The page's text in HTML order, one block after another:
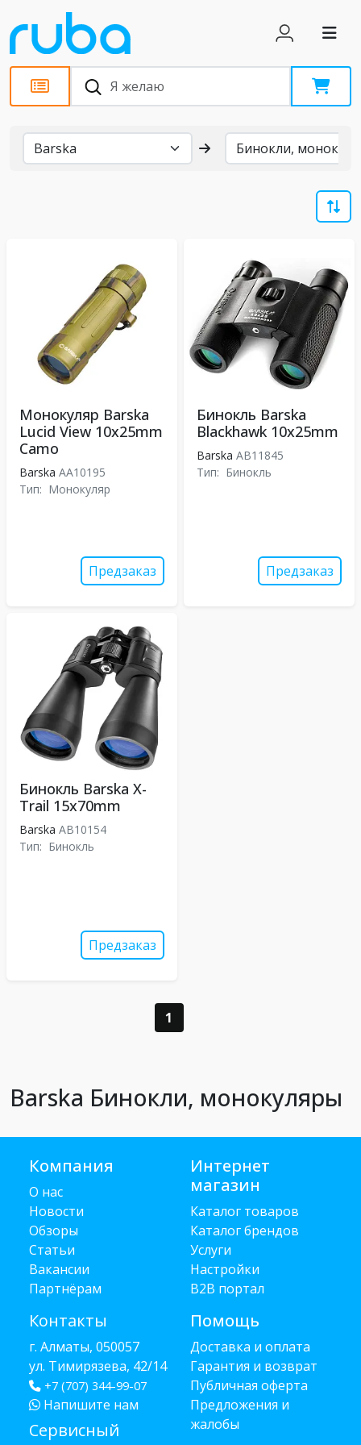
Бренды
Монокуляр Barska
Lucid View 10x25mm
Camo
Barska AA10195
Тип: Монокуляр
Предзаказ
Бинокль Barska
Blackhawk 10x25mm
Barska AB11845
Тип: Бинокль
Предзаказ
Бинокль Barska X-
Trail 15x70mm
Barska AB10154
Тип: Бинокль
Предзаказ
1
Barska Бинокли, монокуляры
Компания
О нас
Новости
Обзоры
Статьи
Вакансии
Партнёрам
Контакты
г. Алматы, 050057
ул. Тимирязева, 42/14
+7 (707) 344-99-07
Напишите нам
Сервисный
Интернет
магазин
Каталог товаров
Каталог брендов
Услуги
Настройки
B2B портал
Помощь
Доставка и оплата
Гарантия и возврат
Публичная оферта
Предложения и
жалобы